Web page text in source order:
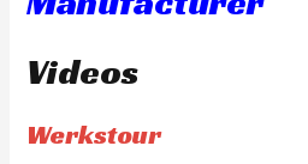
Videos
Werkstour